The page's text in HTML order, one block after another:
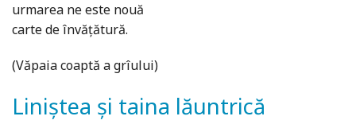
urmarea ne este nouă
carte de învăţătură.
(Văpaia coaptă a grîului)
Liniștea și taina lăuntrică